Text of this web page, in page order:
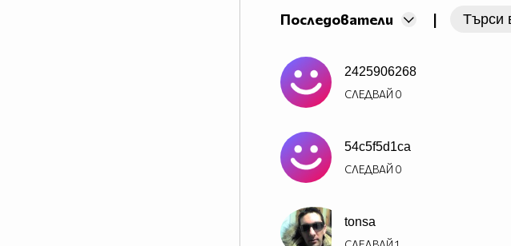
Последователи |
2425906268
СЛЕДВАЙ 0
54c5f5d1ca
СЛЕДВАЙ 0
tonsa